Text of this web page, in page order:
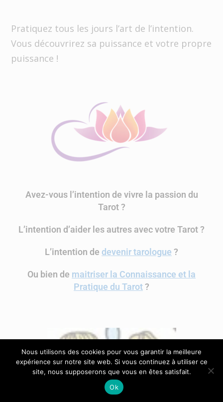
Pratiquez tous les jours l’art de l’intention.
Vous découvrirez sa puissance et votre propre
puissance !
Avez-vous l’intention de vivre la passion du
Tarot ?
L’intention d’aider les autres avec votre Tarot ?
L’intention de devenir tarologue ?
Ou bien de maitriser la Connaissance et la
Pratique du Tarot?
Nous utilisons des cookies pour vous garantir la meilleure
expérience sur notre site web. Si vous continuez à utiliser ce
site, nous supposerons que vous en êtes satisfait.
Ok